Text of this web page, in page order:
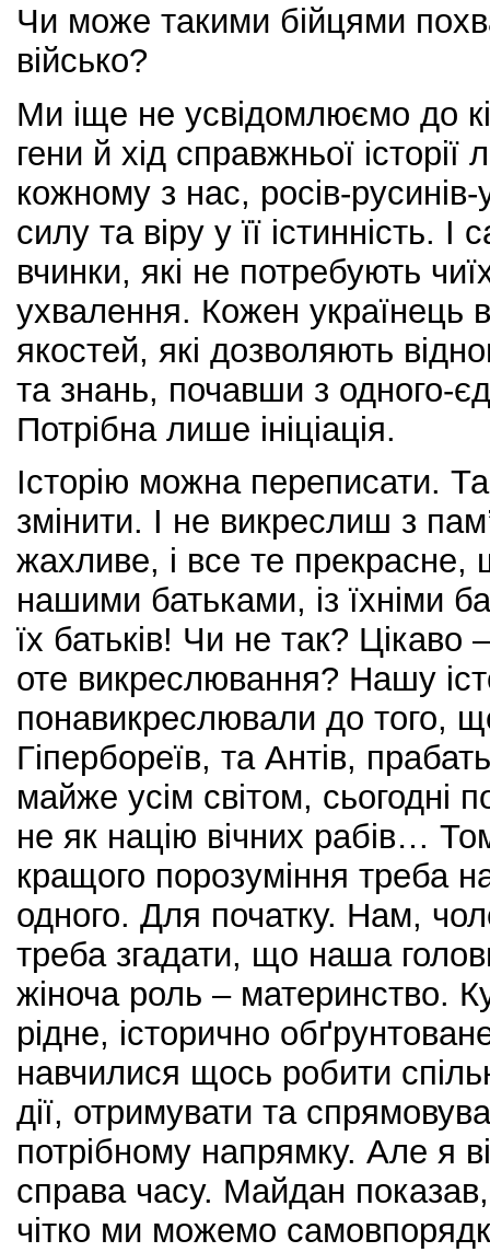
Чи може такими бійцями
військо?
Ми іще не усвідомлюємо до
гени й хід справжньої
кожному з нас, росів-русинів-
силу та віру у її істинність.
вчинки, які не потребують
ухвалення. Кожен українець
якостей, які дозволяють
та знань, почавши з одного-
Потрібна лише ініціація.
Історію можна переписати.
змінити. І не викреслиш з
жахливе, і все те прекрасне,
нашими батьками, із їхніми
їх батьків! Чи не так? Цікаво
оте викреслювання? Нашу
понавикреслювали до того,
Гіпербореїв, та Антів,
майже усім світом, сьогодні
не як націю вічних рабів…
кращого порозуміння треба
одного. Для початку. Нам,
треба згадати, що наша
жіноча роль – материнство.
рідне, історично
навчилися щось робити
дії, отримувати та
потрібному напрямку. Але я
справа часу. Майдан
чітко ми можемо